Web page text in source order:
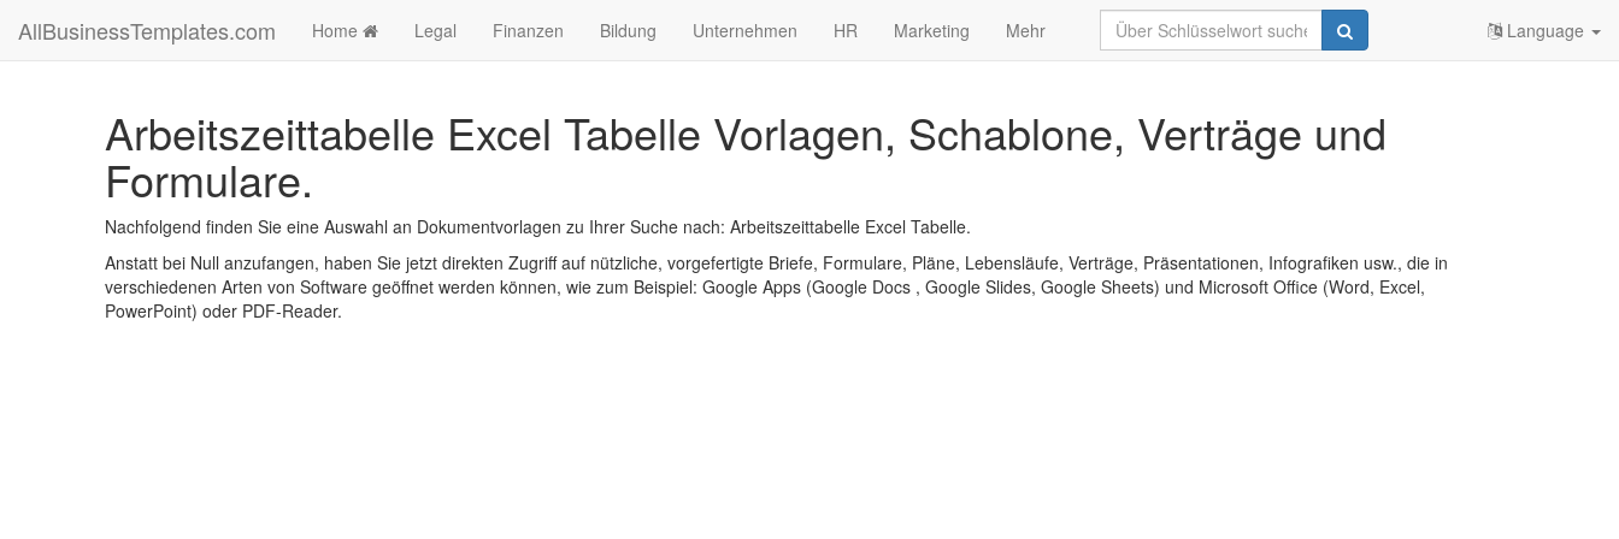
AllBusinessTemplates.com Home Legal Finanzen Bildung Unternehmen HR Marketing Mehr Language
Arbeitszeittabelle Excel Tabelle Vorlagen, Schablone, Verträge und
Formulare.
Nachfolgend finden Sie eine Auswahl an Dokumentvorlagen zu Ihrer Suche nach: Arbeitszeittabelle Excel Tabelle.
Anstatt bei Null anzufangen, haben Sie jetzt direkten Zugriff auf nützliche, vorgefertigte Briefe, Formulare, Pläne, Lebensläufe, Verträge, Präsentationen, Infografiken usw., die in
verschiedenen Arten von Software geöffnet werden können, wie zum Beispiel: Google Apps (Google Docs , Google Slides, Google Sheets) und Microsoft Office (Word, Excel,
PowerPoint) oder PDF-Reader.